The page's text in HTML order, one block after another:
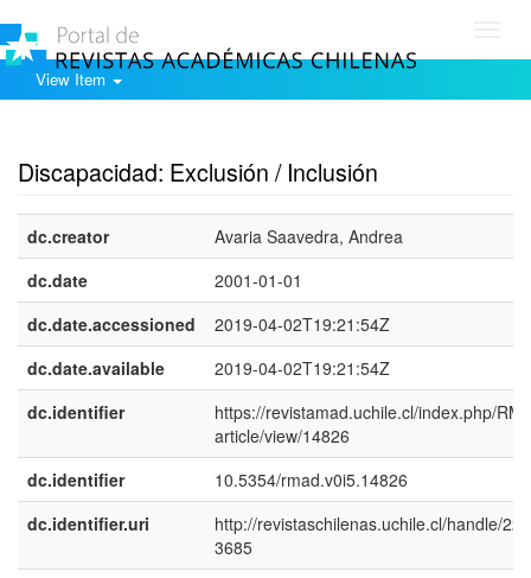
View Item
Discapacidad: Exclusión / Inclusión
dc.creator
Avaria Saavedra, Andrea
dc.date
2001-01-01
dc.date.accessioned
2019-04-02T19:21:54Z
dc.date.available
2019-04-02T19:21:54Z
dc.identifier
https://revistamad.uchile.cl/index.php/
article/view/14826
dc.identifier
10.5354/rmad.v0i5.14826
dc.identifier.uri
http://revistaschilenas.uchile.cl/handle/
3685